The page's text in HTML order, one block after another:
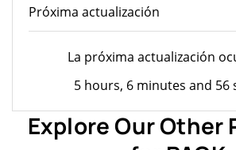
Próxima actualización
La próxima actualización
5 hours, 6 minutes and 56
Explore Our Other